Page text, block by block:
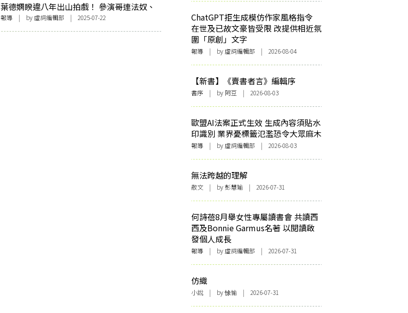
葉德嫻睽違八年出山拍戲！ 參演哥連法奴、
陳法拉主演Netflix新戲
報導 | by 虛詞編輯部 | 2025-07-22
ChatGPT拒生成模仿作家風格指令
在世及已故文豪皆受限 改提供相近氛
圍「原創」文字
報導 | by 虛詞編輯部 | 2026-08-04
【新書】《賣書者言》編輯序
書序 | by 阿豆 | 2026-08-03
歐盟AI法案正式生效 生成內容須貼水
印識別 業界憂標籤氾濫恐令大眾麻木
報導 | by 虛詞編輯部 | 2026-08-03
無法跨越的理解
散文 | by 彭慧瑜 | 2026-07-31
何詩蓓8月舉女性專屬讀書會 共讀西
西及Bonnie Garmus名著 以閱讀啟
發個人成長
報導 | by 虛詞編輯部 | 2026-07-31
仿織
小說 | by 悇愉 | 2026-07-31